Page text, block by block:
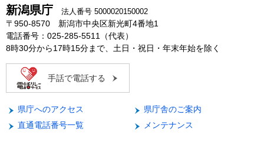
新潟県庁 法人番号 5000020150002
〒950-8570 新潟市中央区新光町4番地1
電話番号：025-285-5511（代表）
8時30分から17時15分まで、土日・祝日・年末年始を除く
手話で電話する
県庁へのアクセス
県庁舎のご案内
直通電話番号一覧
メンテナンス